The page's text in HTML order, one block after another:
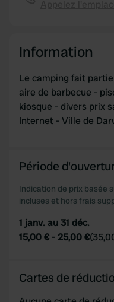
Information
Le camping fait
aire de barbecue -
kiosque - divers prix
Internet - Ville de
Période
Indication de prix basée
incluses et hors frais
1 janv. au 31 déc.
15,00 € - 25,00 €(
Cartes de